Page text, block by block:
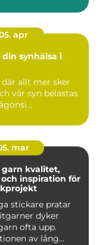
apr
synhälsa i
där allt mer sker
vår syn belastas
mar
inspiration för
stickare pratar
dyker
ofta upp.
av lång